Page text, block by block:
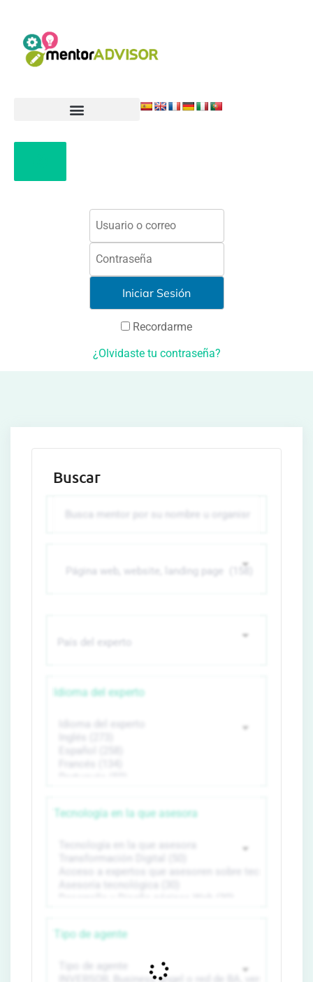
Recordarme
¿Olvidaste tu contraseña?
Buscar
Idioma del experto
Tecnología en la que asesora
Tipo de agente